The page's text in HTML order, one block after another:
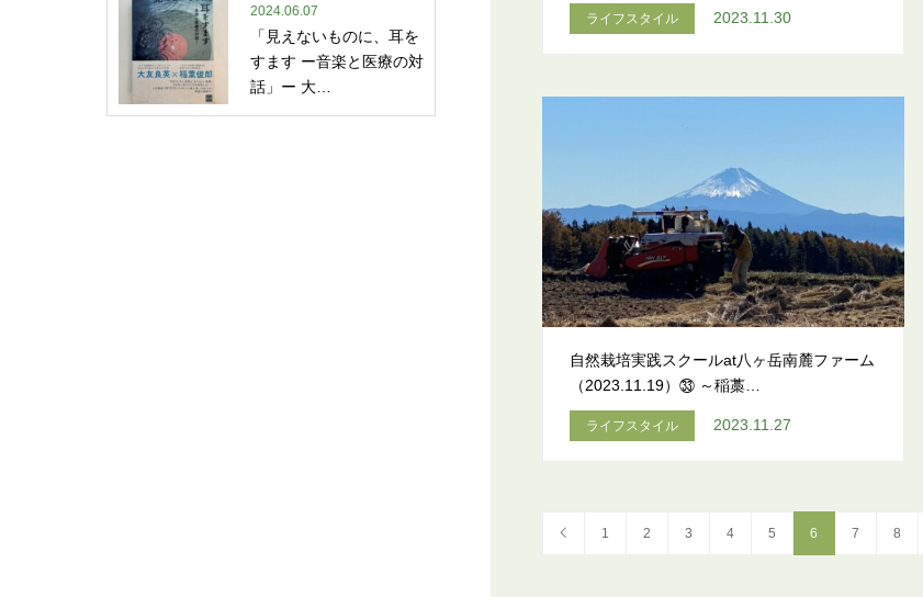
ライフスタイル 2023.11.30
自然栽培実践スクールat八ヶ岳南麓ファーム
（2023.11.19）㉝ ～稲藁…
ライフスタイル 2023.11.27
1 2 3 4 5 6 7 8
2024.06.07
「見えないものに、耳を
すます ー音楽と医療の対
話」ー 大…